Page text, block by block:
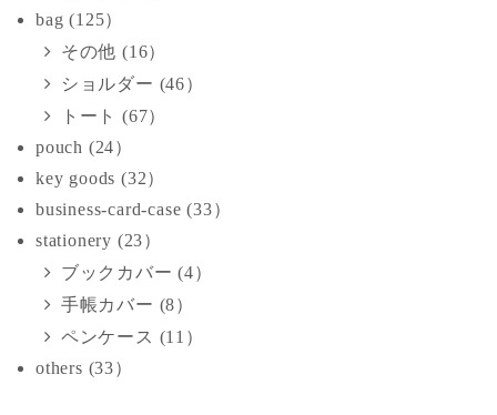
bag (125）
その他 (16）
ショルダー (46）
トート (67）
pouch (24）
key goods (32）
business-card-case (33）
stationery (23）
ブックカバー (4）
手帳カバー (8）
ペンケース (11）
others (33）